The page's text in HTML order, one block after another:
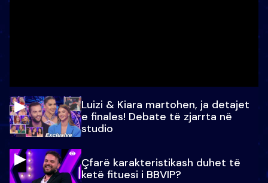
Luizi & Kiara martohen, ja detajet
e finales! Debate të zjarrta në
studio
Çfarë karakteristikash duhet të
ketë fituesi i BBVIP?